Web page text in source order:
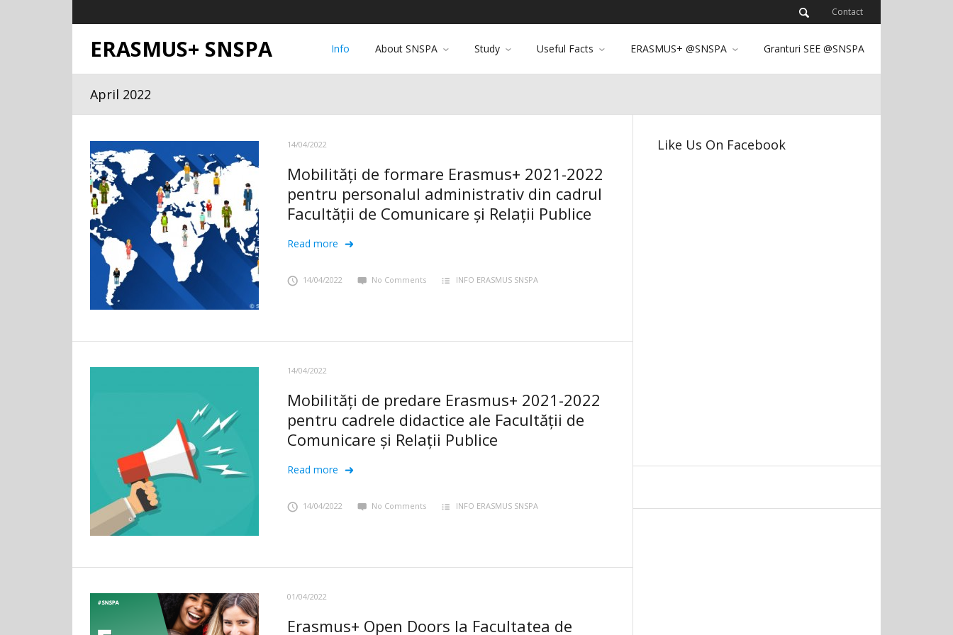
Contact
ERASMUS+ SNSPA Info About SNSPA Study Useful Facts ERASMUS+ @SNSPA Granturi SEE @SNSPA
April 2022
14/04/2022
Mobilități de formare Erasmus+ 2021-2022
pentru personalul administrativ din cadrul
Facultății de Comunicare și Relații Publice
Read more
14/04/2022 No Comments INFO ERASMUS SNSPA
14/04/2022
Mobilități de predare Erasmus+ 2021-2022
pentru cadrele didactice ale Facultății de
Comunicare și Relații Publice
Read more
14/04/2022 No Comments INFO ERASMUS SNSPA
01/04/2022
Erasmus+ Open Doors la Facultatea de
Like Us On Facebook